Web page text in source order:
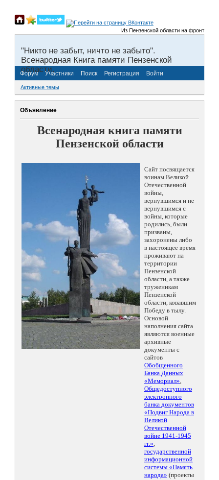
Из Пензенской области на фронты
"Никто не забыт, ничто не забыто".
Всенародная Книга памяти Пензенской
области.
Форум Участники Поиск Регистрация Войти
Активные темы
Объявление
Всенародная книга памяти
Пензенской области
Сайт посвящается
воинам Великой
Отечественной
войны,
вернувшимся и не
вернувшимся с
войны, которые
родились, были
призваны,
захоронены либо
в настоящее время
проживают на
территории
Пензенской
области, а также
труженикам
Пензенской
области, ковавшим
Победу в тылу.
Основой
наполнения сайта
являются военные
архивные
документы с
сайтов
Обобщенного
Банка Данных
«Мемориал»,
Общедоступного
электронного
банка документов
«Подвиг Народа в
Великой
Отечественной
войне 1941-1945
гг.»,
государственной
информационной
системы «Память
народа» (проекты